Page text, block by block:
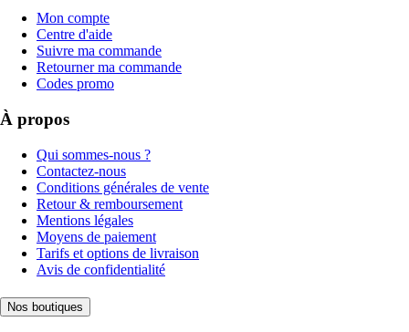
Mon compte
Centre d'aide
Suivre ma commande
Retourner ma commande
Codes promo
À propos
Qui sommes-nous ?
Contactez-nous
Conditions générales de vente
Retour & remboursement
Mentions légales
Moyens de paiement
Tarifs et options de livraison
Avis de confidentialité
Nos boutiques